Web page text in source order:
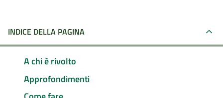
INDICE DELLA PAGINA
A chi è rivolto
Approfondimenti